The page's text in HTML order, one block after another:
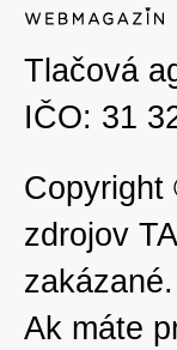
Tlačová
IČO: 31
Copyright
zdrojov
zakázané.
Ak máte